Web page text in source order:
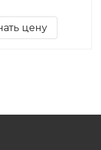
цену